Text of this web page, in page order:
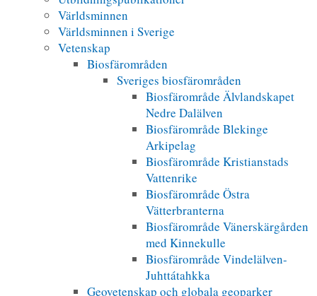
Världsminnen
Världsminnen i Sverige
Vetenskap
Biosfärområden
Sveriges biosfärområden
Biosfärområde Älvlandskapet
Nedre Dalälven
Biosfärområde Blekinge
Arkipelag
Biosfärområde Kristianstads
Vattenrike
Biosfärområde Östra
Vätterbranterna
Biosfärområde Vänerskärgården
med Kinnekulle
Biosfärområde Vindelälven-
Juhttátahkka
Geovetenskap och globala geoparker